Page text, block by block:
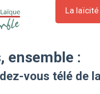
La laïcité
ensemble :
vous télé de